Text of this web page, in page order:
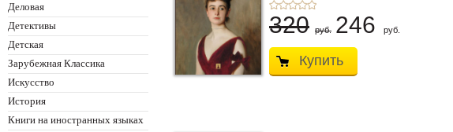
Деловая
Детективы
Детская
Зарубежная Классика
Искусство
История
Книги на иностранных языках
320 руб. 246 руб.
Купить